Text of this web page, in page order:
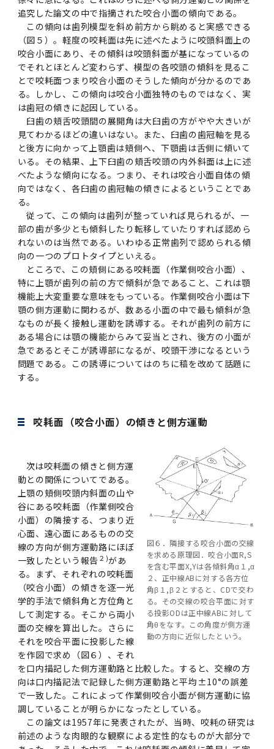
追究した論文の中で指摘された咬合小面の傾向である。
この傾向は歯列模型を斜め前方から眺めると実感できる
（図５）。軽度の咬耗面は先に述べたように咬頭斜面上の
咬合小面にあり、その傾斜は咬頭斜面が基になっているの
でそれとほとんど変わらず、模型の各咬頭の傾斜を見るこ
とで咬耗面つまり咬合小面のそうした傾向が分かるのであ
る。しかし、この傾向は咬合小面独特のものではなく、実
は歯冠の傾きに起因している。
臼歯の頬舌咬頭間の展開角は大臼歯の方がやや大きいが
見てわかるほどの違いはない。また、臼歯の歯冠軸を見る
と後方に向かって上顎歯は頬側へ、下顎歯は舌側に傾いて
いる。 その結果、上下臼歯の頬舌咬頭の内外斜面は上に述
べたような傾向になる。つまり、それは咬合小面自体の傾
向ではなく、各臼歯の歯冠軸の傾きによるということであ
る。
従って、この傾向は歯列が整っていれば見られるが、一
部の歯が多少とも傾斜したり転移していたりすれば認めら
れないのは当然である。いわゆる正常歯列で認められる傾
向の一つのプロトタイプといえる。
ところで、この頬側にある咬耗面（作業側咬合小面）、
特に上顎が歯列の前の方で傾斜が急であること、これは顎
機能上大変重要な意味をもっている。作業側咬合小面は下
顎の側方運動に関わるが、数ある小面の中で最も傾斜が急
なものが長く接触し運動を誘導する。それが歯列の前方に
ある場合には顎の機能からみて妥当とされ、後方の小面が
急であるとそこが誘導部になるが、咬頭干渉になるという
問題である。この誘導についてはのちに稿を改めて話題に
する。
咬耗面（咬合小面）の傾きと側方運動
図６．隣接する咬合小面の交線
を求める原理図．咬合小面R,S
を含む平面X,Yは各傾斜角α１,α
２、正中線ABに対する各方位
角β１,β２とすると、CDで交わ
る。その交線の咬合平面に対す
る投影ODは正中線ABに対して
角θをなす。この角度が側方運
動の方向に近似したという。
次は咬耗面の傾きと側方運
動との関係についてである。
上顎の頬側咬頭内斜面の山や
谷にある咬耗面（作業側咬合
小面）の隣接する、つまり近
心面、遠心面にあるものの交
線の方向が側方運動路にほぼ
一致したという報告 ２ )があ
る。まず、それぞれの咬耗面
（咬合小面）の傾きを逐一光
学的手法で傾斜角と方位角と
して測定する。そこから両小
面の交線を算出した。さらに
それを咬合平面に投影した線
を作図で求め（図６）、それ
を口内描記した側方運動路と比較した。すると、交線の方
向は口内描記法で記録した側方運動路と平均±10°の誤差
で一致した。これによって作業側咬合小面が側方運動に協
調していることが明らかになったとしている。
この論文は1957年に発表されたが、当時、咬耗の研究は
前述のような肉眼的な観察による定性的なものが大部分で